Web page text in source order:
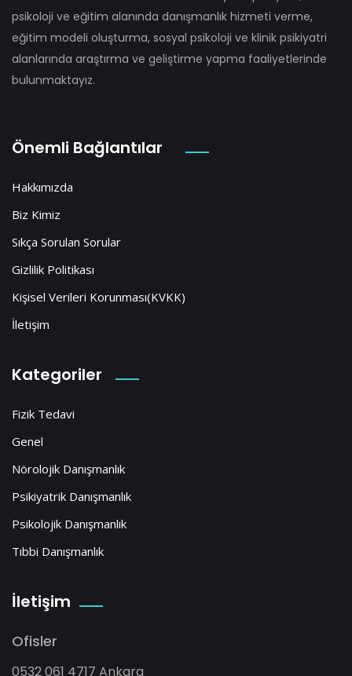
psikoloji ve eğitim alanında danışmanlık hizmeti verme,
eğitim modeli oluşturma, sosyal psikoloji ve klinik psikiyatri
alanlarında araştırma ve geliştirme yapma faaliyetlerinde
bulunmaktayız.
Önemli Bağlantılar
Hakkımızda
Biz Kimiz
Sıkça Sorulan Sorular
Gizlilik Politikası
Kişisel Verileri Korunması(KVKK)
İletişim
Kategoriler
Fizik Tedavi
Genel
Nörolojik Danışmanlık
Psikiyatrik Danışmanlık
Psikolojik Danışmanlık
Tıbbi Danışmanlık
İletişim
Ofisler
0532 061 4717 Ankara